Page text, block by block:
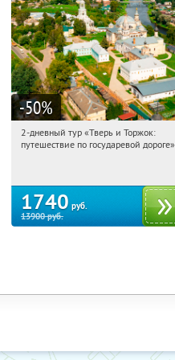
-50%
14:57:59 Купили:
2-дневный тур «Тверь и Торжок:
путешествие по государевой дороге»
1740 руб.
13900руб.